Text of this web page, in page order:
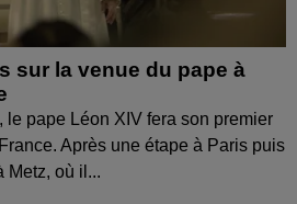
sur la venue du pape à
le pape Léon XIV fera son premier
Après une étape à Paris puis
Metz, où il...